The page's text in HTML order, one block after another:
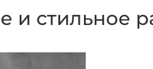
и стильное